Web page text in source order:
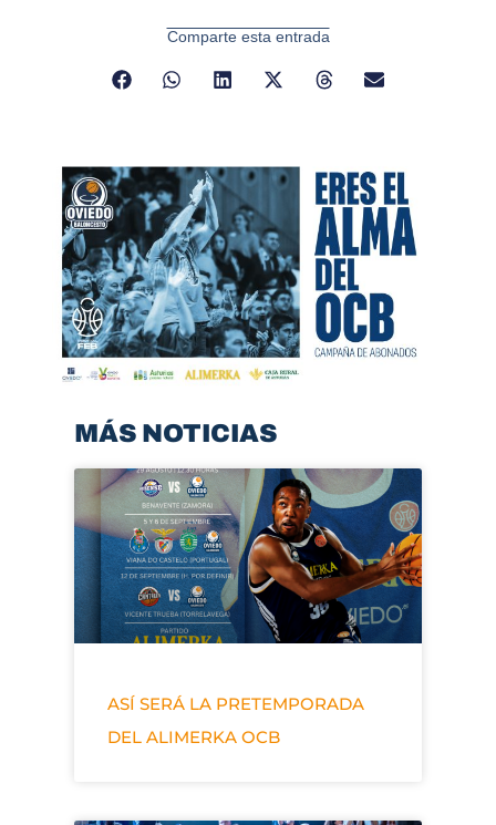
Comparte esta entrada
MÁS NOTICIAS
ASÍ SERÁ LA PRETEMPORADA
DEL ALIMERKA OCB